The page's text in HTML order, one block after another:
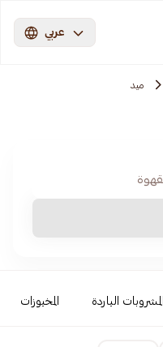
عربي
ميد
المشروبات الباردة المخبوزات